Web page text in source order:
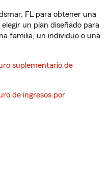
FL para obtener una
un plan diseñado para
familia, un individuo o una
suplementario de
de ingresos por